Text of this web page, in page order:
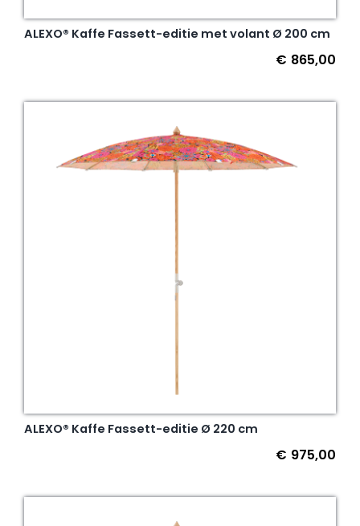
ALEXO® Kaffe Fassett-editie met volant Ø 200 cm
€ 865,00
ALEXO® Kaffe Fassett-editie Ø 220 cm
€ 975,00